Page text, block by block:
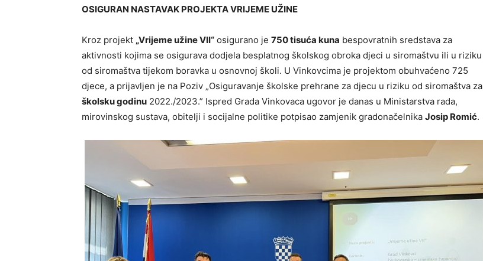
OSIGURAN NASTAVAK PROJEKTA VRIJEME UŽINE
Kroz projekt „Vrijeme užine VII“ osigurano je 750 tisuća kuna bespovratnih sredstava za
aktivnosti kojima se osigurava dodjela besplatnog školskog obroka djeci u siromaštvu ili u riziku
od siromaštva tijekom boravka u osnovnoj školi. U Vinkovcima je projektom obuhvaćeno 725
djece, a prijavljen je na Poziv „Osiguravanje školske prehrane za djecu u riziku od siromaštva za
školsku godinu 2022./2023.” Ispred Grada Vinkovaca ugovor je danas u Ministarstva rada,
mirovinskog sustava, obitelji i socijalne politike potpisao zamjenik gradonačelnika Josip Romić.